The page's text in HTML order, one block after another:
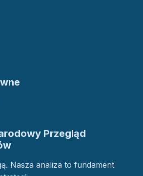
Przegląd
Nasza analiza to fundament